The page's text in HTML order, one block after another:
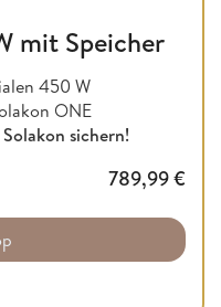
mit Speicher
450 W
ONE
sichern!
789,99€